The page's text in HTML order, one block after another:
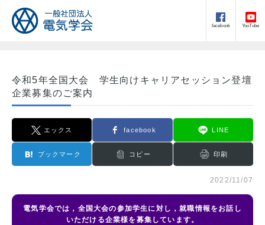
facebook YouTube
令和5年全国大会 学生向けキャリアセッション登壇
企業募集のご案内
エックス facebook LINE
ブックマーク コピー 印刷
2022/11/07
電気学会では，全国大会の参加学生に対し，就職情報をお話し
いただける企業様を募集しています。